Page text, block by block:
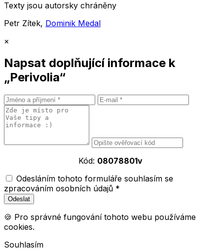
Texty jsou autorsky chráněny
Petr Zítek, Dominik Medal
×
Napsat doplňující informace k
„Perivolia“
Kód: 08078801v
Odesláním tohoto formuláře souhlasím se
zpracováním osobních údajů *
🍪 Pro správné fungování tohoto webu používáme
cookies.
Souhlasím